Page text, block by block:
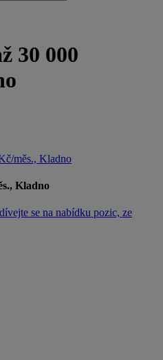
30 000
měs., Kladno
Kladno
se na nabídku pozic, ze